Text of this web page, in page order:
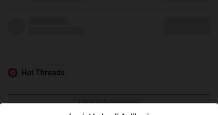
Hot Threads
Lihat Selengkapnya